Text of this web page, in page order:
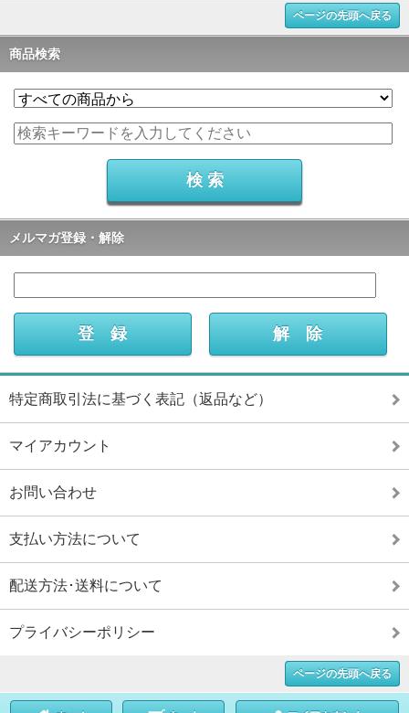
ページの先頭へ戻る
商品検索
メルマガ登録・解除
特定商取引法に基づく表記（返品など）
マイアカウント
お問い合わせ
支払い方法について
配送方法･送料について
プライバシーポリシー
ページの先頭へ戻る